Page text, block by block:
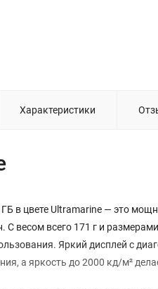
Характеристики
в цвете Ultramarine — это
С весом всего 171 г и
Яркий дисплей с
а яркость до 2000 кд/м²